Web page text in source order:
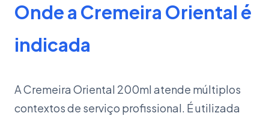
Onde a Cremeira Oriental é
indicada
A Cremeira Oriental 200ml atende múltiplos
contextos de serviço profissional. É utilizada